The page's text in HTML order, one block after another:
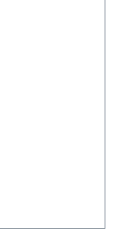
verfügbar.)